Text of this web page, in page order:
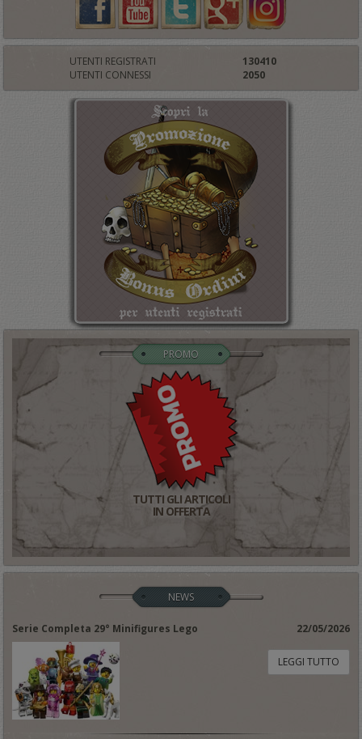
UTENTI REGISTRATI
130410
UTENTI CONNESSI
2050
PROMO
TUTTI GLI ARTICOLI
IN OFFERTA
NEWS
Serie Completa 29° Minifigures Lego 22/05/2026
LEGGI TUTTO